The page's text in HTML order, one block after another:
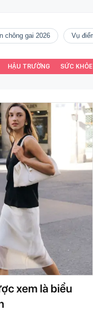
chông gai 2026 vụ
HẬU TRƯỜNG SỨC KHỎE
xem là biểu